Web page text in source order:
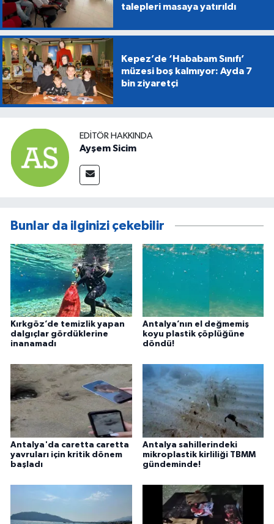
talepleri masaya yatırıldı
Kepez’de ‘Hababam Sınıfı’
müzesi boş kalmıyor: Ayda 7
bin ziyaretçi
EDITÖR HAKKINDA
Ayşem Sicim
Bunlar da ilginizi çekebilir
Kırkgöz’de temizlik yapan
dalgıçlar gördüklerine
inanamadı
Antalya’nın el değmemiş
koyu plastik çöplüğüne
döndü!
Antalya'da caretta caretta
yavruları için kritik dönem
başladı
Antalya sahillerindeki
mikroplastik kirliliği TBMM
gündeminde!